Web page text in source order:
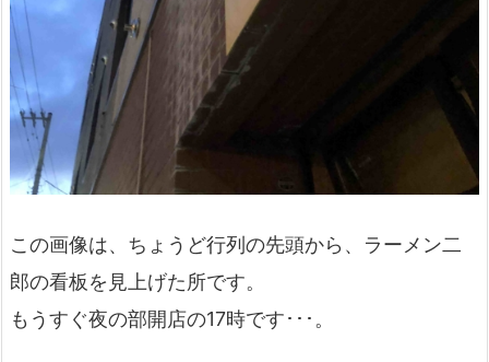
この画像は、ちょうど行列の先頭から、ラーメン二
郎の看板を見上げた所です。
もうすぐ夜の部開店の17時です･･･。